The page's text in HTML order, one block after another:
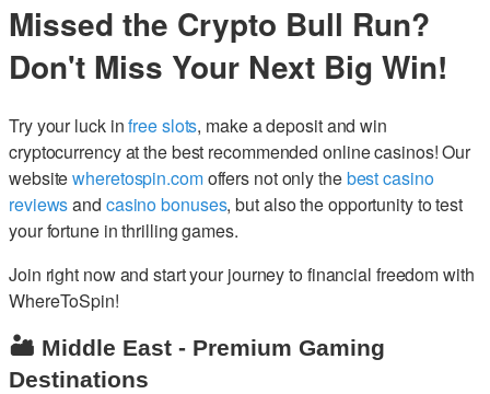
Missed the Crypto Bull Run?
Don't Miss Your Next Big Win!
Try your luck infree slots, make a deposit and win
cryptocurrency at the best recommended online casinos! Our
websitewheretospin.comoffers not only thebest casino
reviewsand casino bonuses, but also the opportunity to test
your fortune in thrilling games.
Join right now and start your journey to financial freedom with
WhereToSpin!
🏜️ Middle East - Premium Gaming
Destinations